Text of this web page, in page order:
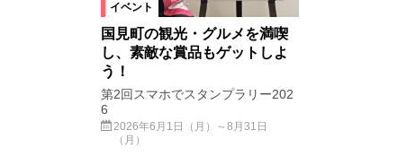
イベント
国見町の観光・グルメを満喫
し、素敵な賞品もゲットしよ
う！
第2回スマホでスタンプラリー202
6
2026年6月1日（月）～8月31日
（月）